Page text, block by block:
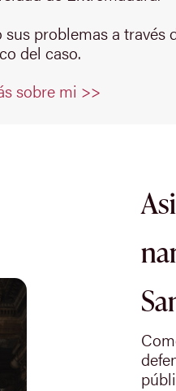
problemas a través
del caso.
sobre mi >>